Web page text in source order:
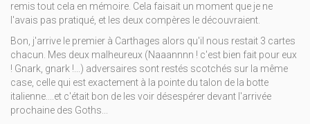
remis tout cela en mémoire. Cela faisait un moment que je ne
l'avais pas pratiqué, et les deux compères le découvraient.
Bon, j'arrive le premier à Carthages alors qu'il nous restait 3 cartes
chacun. Mes deux malheureux (Naaannnn ! c'est bien fait pour eux
! Gnark, gnark !...) adversaires sont restés scotchés sur la même
case, celle qui est exactement à la pointe du talon de la botte
italienne....et c'était bon de les voir désespérer devant l'arrivée
prochaine des Goths...